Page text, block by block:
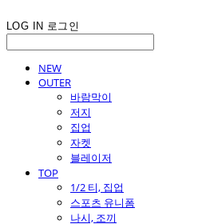
LOG IN 로그인
NEW
OUTER
바람막이
저지
집업
자켓
블레이저
TOP
1/2 티, 집업
스포츠 유니폼
나시, 조끼